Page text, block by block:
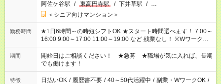
阿佐ケ谷駅 / 東高円寺駅 / 下井草駅 / …
＜シニア向けマンション＞
勤務時間
★1日6時間～の時短シフトOK ★スタート時間選べます！ 7:00～
16:00 9:00～17:00 11:00～19:00 など 残業なし！ ※Wワークの
場合、他のお仕事と合わせ週40時間超の就業はご案内できませ
ん ※法令に基づき、週20時間以上勤務は社会保険への加入対象
となります ※労働者派遣法（日雇い派遣の原則禁止）により、
短時間・短期間の就業はご案内が難しい場合があります
期間
開始日はご相談ください！ ★急募 ★職場が気に入れば、長期
でも働けます！
特徴 日払いOK / 履歴書不要 / 40～50代活躍中 / 副業・WワークOK /